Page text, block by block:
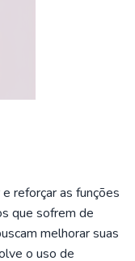
reforçar as funções
que sofrem de
melhorar suas
o uso de